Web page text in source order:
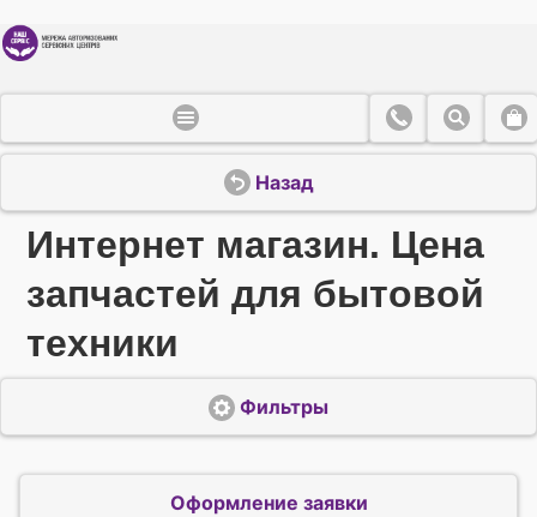
Назад
Интернет магазин. Цена
запчастей для бытовой
техники
Фильтры
Оформление заявки